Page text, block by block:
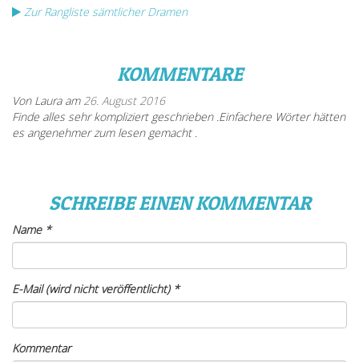
Zur Rangliste sämtlicher Dramen
KOMMENTARE
Von Laura am 26. August 2016
Finde alles sehr kompliziert geschrieben .Einfachere Wörter hätten
es angenehmer zum lesen gemacht .
SCHREIBE EINEN KOMMENTAR
Name*
E-Mail (wird nicht veröffentlicht)*
Kommentar